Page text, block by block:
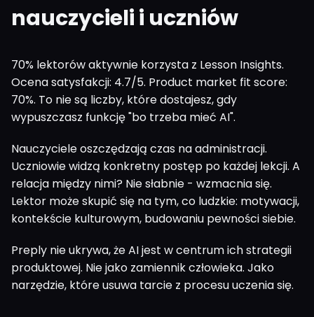
nauczycieli i uczniów
70% lektorów aktywnie korzysta z Lesson Insights.
Ocena satysfakcji: 4.7/5. Product market fit score:
70%. To nie są liczby, które dostajesz, gdy
wypuszczasz funkcję "bo trzeba mieć AI".
Nauczyciele oszczędzają czas na administracji.
Uczniowie widzą konkretny postęp po każdej lekcji. A
relacja między nimi? Nie słabnie - wzmacnia się.
Lektor może skupić się na tym, co ludzkie: motywacji,
kontekście kulturowym, budowaniu pewności siebie.
Preply nie ukrywa, że AI jest w centrum ich strategii
produktowej. Nie jako zamiennik człowieka. Jako
narzędzie, które usuwa tarcie z procesu uczenia się.